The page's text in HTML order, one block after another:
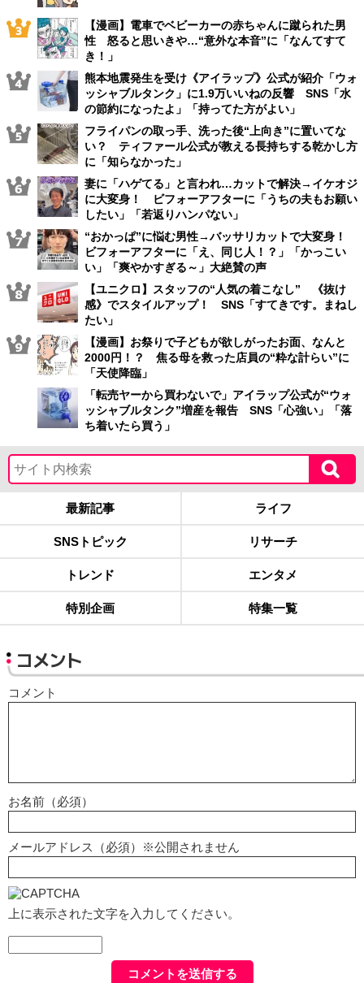
【漫画】電車でベビーカーの赤ちゃんに蹴られた男
性 怒ると思いきや…“意外な本音”に「なんてすて
き！」
熊本地震発生を受け《アイラップ》公式が紹介「ウォ
ッシャブルタンク」に1.9万いいねの反響 SNS「水
の節約になったよ」「持ってた方がよい」
フライパンの取っ手、洗った後“上向き”に置いてな
い？ ティファール公式が教える長持ちする乾かし方
に「知らなかった」
妻に「ハゲてる」と言われ…カットで解決→イケオジ
に大変身！ ビフォーアフターに「うちの夫もお願い
したい」「若返りハンパない」
“おかっぱ”に悩む男性→バッサリカットで大変身！
ビフォーアフターに「え、同じ人！？」「かっこい
い」「爽やかすぎる～」大絶賛の声
【ユニクロ】スタッフの“人気の着こなし” 《抜け
感》でスタイルアップ！ SNS「すてきです。まねし
たい」
【漫画】お祭りで子どもが欲しがったお面、なんと
2000円！？ 焦る母を救った店員の“粋な計らい”に
「天使降臨」
「転売ヤーから買わないで」アイラップ公式が“ウォ
ッシャブルタンク”増産を報告 SNS「心強い」「落
ち着いたら買う」
最新記事 ライフ
SNSトピック リサーチ
トレンド エンタメ
特別企画 特集一覧
コメント
コメント
お名前（必須）
メールアドレス（必須）※公開されません
上に表示された文字を入力してください。